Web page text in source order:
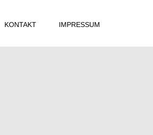
KONTAKT IMPRESSUM